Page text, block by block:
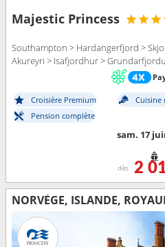
Majestic Princess
Southampton > Hardangerfjord >
Akureyri > Isafjordhur >
Croisière Premium Cuisine
Pension complète
sam. 17
dès 2
NORVÈGE, ISLANDE,